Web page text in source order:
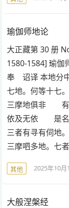
瑜伽师地论
大正藏第 30 册
1580-1584] 瑜伽
奉 诏译 本地分
七地。何等十七
三摩地俱非 有
依及无依 是名
三者有寻有伺地
三摩呬多地。七
其他 2025年10月
大般涅槃经